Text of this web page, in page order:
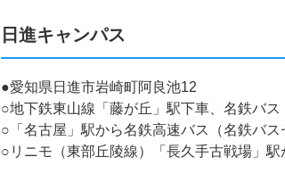
日進キャンパス
●愛知県日進市岩崎町阿良池12
○地下鉄東山線「藤が丘」駅下車、名鉄バ
○「名古屋」駅から名鉄高速バス（名鉄バ
○リニモ（東部丘陵線）「長久手古戦場」